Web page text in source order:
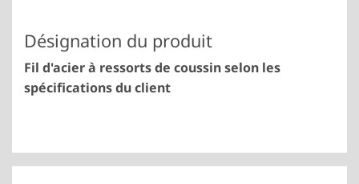
Désignation du produit
Fil d'acier à ressorts de coussin selon les
spécifications du client